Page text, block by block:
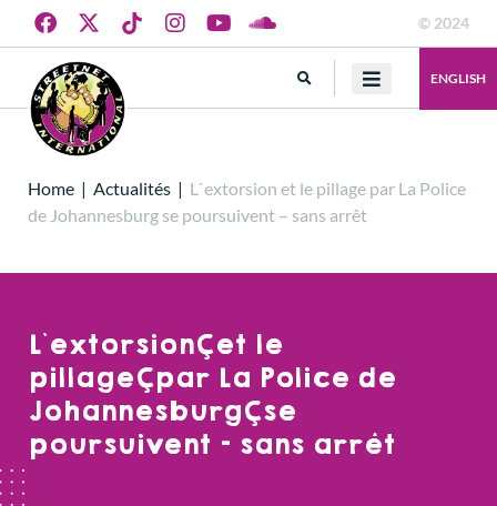
© 2024
ENGLISH
Home | Actualités | L`extorsion et le pillage par La Police
de Johannesburg se poursuivent – sans arrêt
L`extorsion et le
pillage par La Police de
Johannesburg se
poursuivent – sans arrêt